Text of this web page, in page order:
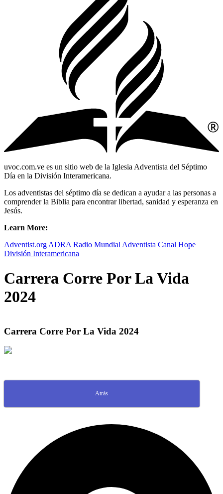
uvoc.com.ve es un sitio web de la Iglesia Adventista del Séptimo
Día en la División Interamericana.
Los adventistas del séptimo día se dedican a ayudar a las personas a
comprender la Biblia para encontrar libertad, sanidad y esperanza en
Jesús.
Learn More:
Adventist.org ADRA Radio Mundial Adventista Canal Hope
División Interamericana
Carrera Corre Por La Vida
2024
Carrera Corre Por La Vida 2024
Atrás